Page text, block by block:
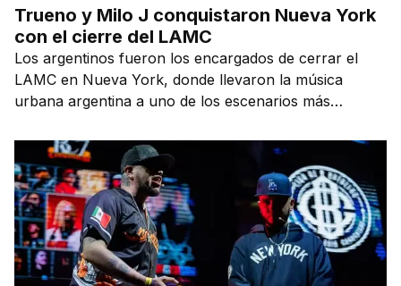
Trueno y Milo J conquistaron Nueva York
con el cierre del LAMC
Los argentinos fueron los encargados de cerrar el
LAMC en Nueva York, donde llevaron la música
urbana argentina a uno de los escenarios más